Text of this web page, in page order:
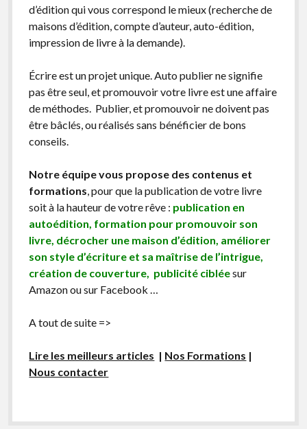
d’édition qui vous correspond le mieux (recherche de
maisons d’édition, compte d’auteur, auto-édition,
impression de livre à la demande).
Écrire est un projet unique. Auto publier ne signifie
pas être seul, et promouvoir votre livre est une affaire
de méthodes. Publier, et promouvoir ne doivent pas
être bâclés, ou réalisés sans bénéficier de bons
conseils.
Notre équipe vous propose des contenus et
formations , pour que la publication de votre livre
soit à la hauteur de votre rêve : publication en
autoédition, formation pour promouvoir son
livre, décrocher une maison d’édition, améliorer
son style d’écriture et sa maîtrise de l’intrigue,
création de couverture, publicité cibléesur
Amazon ou sur Facebook …
A tout de suite =>
Lire les meilleurs articles | Nos Formations |
Nous contacter